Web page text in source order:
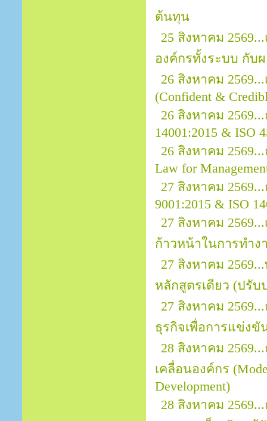
ต้นทุน
25 สิงหาคม
องค์กรทั้งระบบ กับ
26 สิงหาคม
(Confident &
26 สิงหาคม
14001:2015 & ISO
26 สิงหาคม
Law for
27 สิงหาคม
9001:2015 & ISO
27 สิงหาคม
ก้าวหน้าในการทำง
27 สิงหาคม
หลักสูตรเดียว (ปรับ
27 สิงหาคม
ธุรกิจเพื่อการแข่งขั
28 สิงหาคม
เคลื่อนองค์กร
Development)
28 สิงหาคม